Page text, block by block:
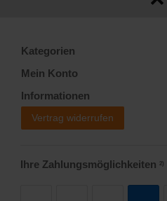
Kategorien
Mein Konto
Informationen
Vertrag widerrufen
Ihre Zahlungsmöglichkeiten 2)